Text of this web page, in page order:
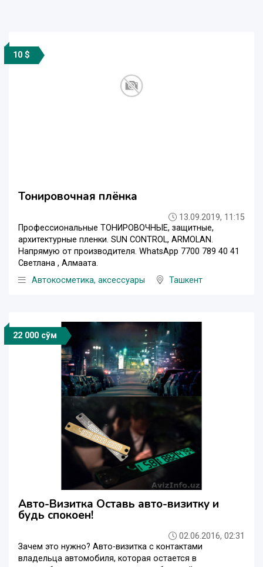
10 $
Тонировочная плёнка
13.09.2019, 11:15
Профессиональные ТОНИРОВОЧНЫЕ, защитные,
архитектурные пленки. SUN CONTROL, ARMOLAN.
Напрямую от производителя. WhatsApp 7700 789 40 41
Светлана , Алмаата.
Автокосметика, аксессуары
Ташкент
22 000 сўм
Авто-Визитка Оставь авто-визитку и
будь спокоен!
02.06.2016, 02:31
Зачем это нужно? Авто-визитка с контактами
владельца автомобиля, которая остается в